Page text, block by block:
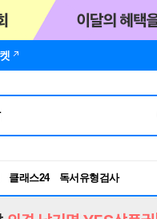
클래스24
독서유형검사
RBTI Lab